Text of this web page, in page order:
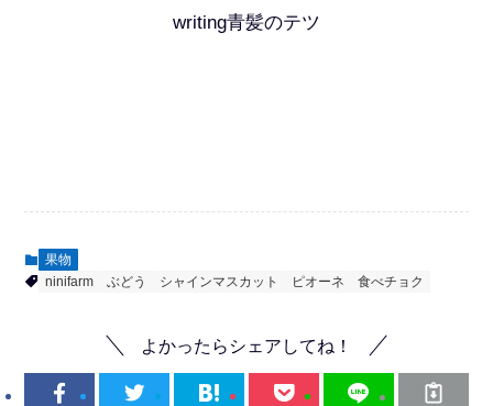
writing青髪のテツ
果物
ninifarm
ぶどう シャインマスカット ピオーネ 食べチョク
よかったらシェアしてね！